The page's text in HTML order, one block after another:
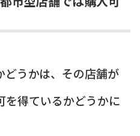
どうかは、その店舗が
を得ているかどうかに